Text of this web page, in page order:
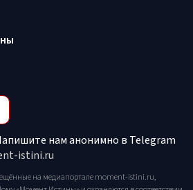
нам анонимно в Telegram
istini.ru
на медиапортале moment-istini.ru,